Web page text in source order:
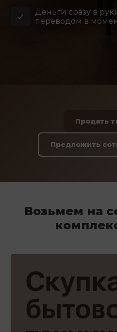
Деньги сразу в
переводом в
Продать
Предложить
Возьмем на